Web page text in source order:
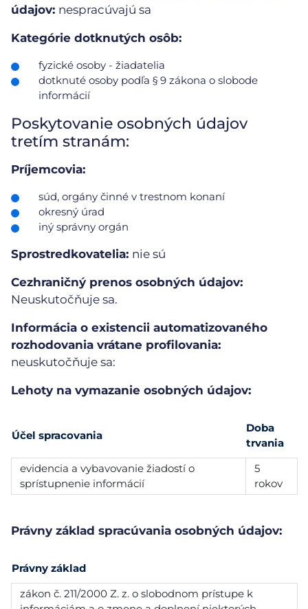
údajov: nespracúvajú sa
Kategórie dotknutých osôb:
fyzické osoby - žiadatelia
dotknuté osoby podľa § 9 zákona o slobode
informácií
Poskytovanie osobných údajov
tretím stranám:
Príjemcovia:
súd, orgány činné v trestnom konaní
okresný úrad
iný správny orgán
Sprostredkovatelia: nie sú
Cezhraničný prenos osobných údajov:
Neuskutočňuje sa.
Informácia o existencii automatizovaného
rozhodovania vrátane profilovania:
neuskutočňuje sa:
Lehoty na vymazanie osobných údajov:
Účel spracovania
Doba
trvania
evidencia a vybavovanie žiadostí o
sprístupnenie informácií
5
rokov
Právny základ spracúvania osobných údajov:
Právny základ
zákon č. 211/2000 Z. z. o slobodnom prístupe k